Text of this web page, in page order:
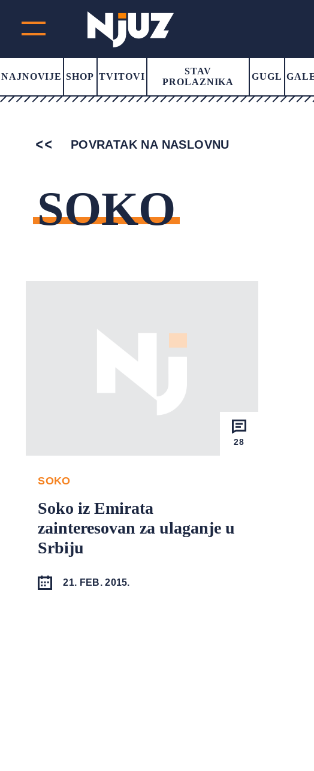
NAJNOVIJE SHOP TVITOVI
STAV
PROLAZNIKA
GUGL
POVRATAK NA NASLOVNU
SOKO
28
SOKO
Soko iz Emirata
zainteresovan za ulaganje u
Srbiju
21. FEB. 2015.